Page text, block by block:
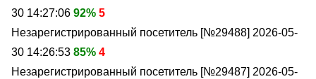
30 14:27:06 92% 5
Незарегистрированный посетитель [№29488] 2026-05-
30 14:26:53 85% 4
Незарегистрированный посетитель [№29487] 2026-05-